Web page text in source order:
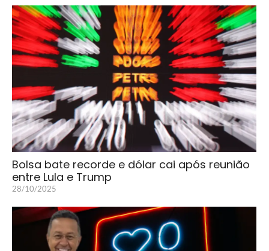
Bolsa bate recorde e dólar cai após reunião
entre Lula e Trump
28/10/2025